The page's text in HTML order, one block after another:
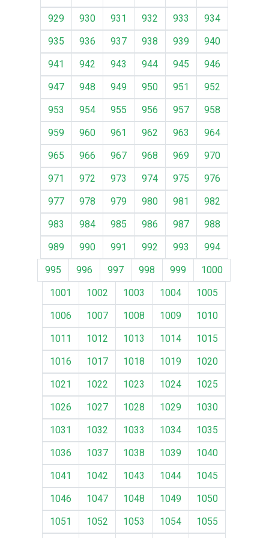
929
930 931 932 933
934
935
936 937 938 939
940
941
942 943 944 945
946
947
948 949 950 951
952
953
954 955 956 957
958
959
960 961 962 963
964
965
966 967 968 969
970
971
972 973 974 975
976
977
978 979 980 981
982
983
984 985 986 987
988
989
990 991 992 993
994
995
996 997 998 999
1000
1001
1002 1003 1004
1005
1006
1007 1008 1009
1010
1011
1012 1013 1014
1015
1016
1017 1018 1019
1020
1021
1022 1023 1024
1025
1026
1027 1028 1029
1030
1031
1032 1033 1034
1035
1036
1037 1038 1039
1040
1041
1042 1043 1044
1045
1046
1047 1048 1049
1050
1051
1052 1053 1054
1055